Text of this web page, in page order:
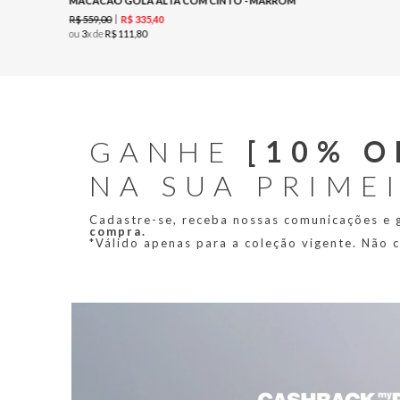
R$559,00 R$ 335,40
ou 3x deR$111 80
GANHE [10%
NA SUA
Cadastre-se, receba nossas comunicações e
compra.
*Válido apenas para a coleção vigente. Não